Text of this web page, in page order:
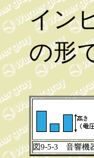
イン
の形
図9-5-3 音響機